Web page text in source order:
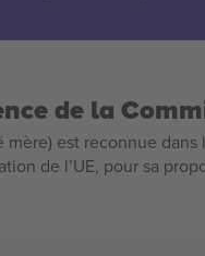
de la
mère) est reconnue
de l’UE, pour sa